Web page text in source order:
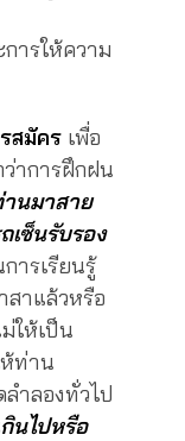
ารให้ความ
สมัคร เพื่อ
าการฝึกฝน
นมาสาย
เซ็นรับรอง
ารเรียนรู้
สาแล้วหรือ
ให้เป็น
ห้ท่าน
ำลองทั่วไป
นไปหรือ